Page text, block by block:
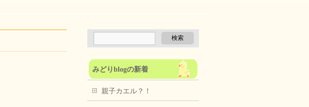
みどりblogの新着
親子カエル？！